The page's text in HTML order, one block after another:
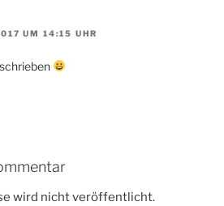
UM 14:15 UHR
wird nicht veröffentlicht.